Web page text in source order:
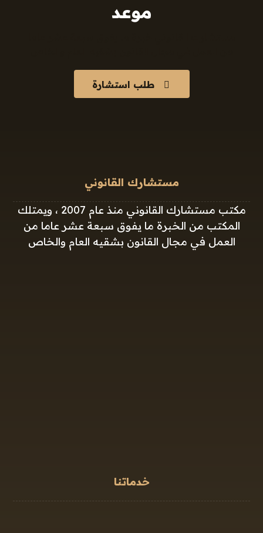
موعد
طلب استشارة
مستشارك القانوني
مكتب مستشارك القانوني منذ عام 2007 ، ويمتلك
المكتب من الخبرة ما يفوق سبعة عشر عاما من
العمل في مجال القانون بشقيه العام والخاص
خدماتنا